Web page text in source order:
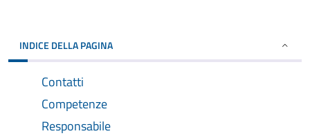
INDICE DELLA PAGINA
Contatti
Competenze
Responsabile